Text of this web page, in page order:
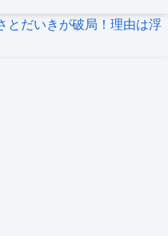
とだいきが破局！理由は浮